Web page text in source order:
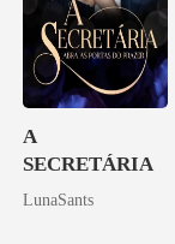
A
SECRETÁRIA
LunaSants